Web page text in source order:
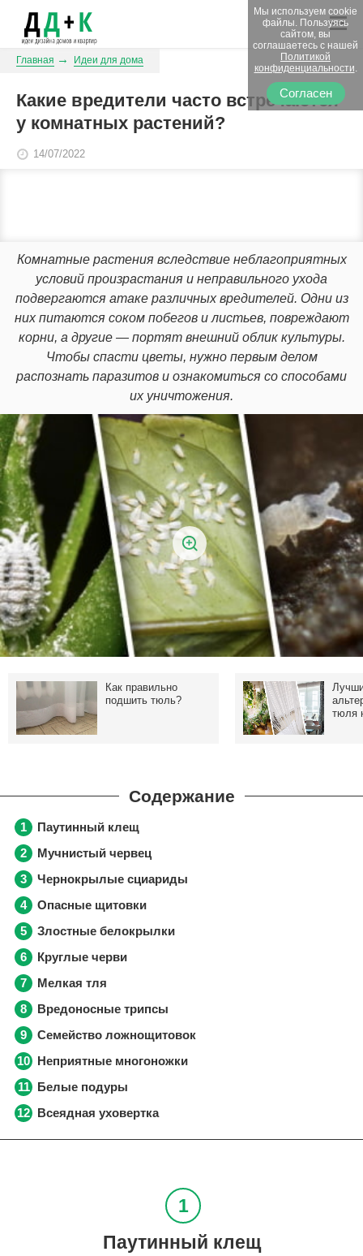
Главная Идеи для дома
Какие вредители часто встречаются
у комнатных растений?
14/07/2022
Комнатные растения вследствие неблагоприятных
условий произрастания и неправильного ухода
подвергаются атаке различных вредителей. Одни из
них питаются соком побегов и листьев, повреждают
корни, а другие — портят внешний облик культуры.
Чтобы спасти цветы, нужно первым делом
распознать паразитов и ознакомиться со способами
их уничтожения.
Как правильно
подшить тюль?
тюля
Паутинный клещ
Мучнистый червец
Чернокрылые сциариды
Опасные щитовки
Злостные белокрылки
Круглые черви
Мелкая тля
Вредоносные трипсы
Семейство ложнощитовок
Неприятные многоножки
Белые подуры
Всеядная уховертка
Паутинный клещ
Мы используем cookie
файлы. Пользуясь
сайтом, вы
соглашаетесь с нашей
Политикой
конфиденциальности.
Согласен